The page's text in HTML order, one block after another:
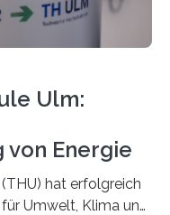
Ulm:
von Energie
hat erfolgreich
Umwelt, Klima und